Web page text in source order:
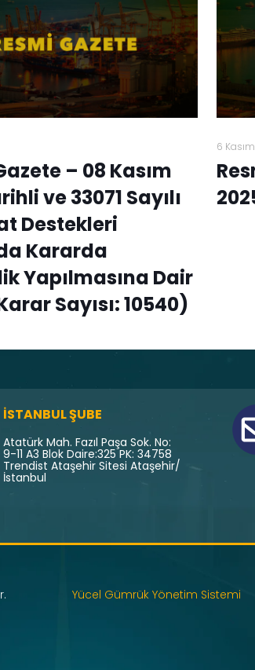
– 08 Kasım
ve 33071 Sayılı
Destekleri
Kararda
Yapılmasına Dair
Sayısı: 10540)
6
İSTANBUL ŞUBE
Atatürk Mah. Fazıl Paşa Sok. No:
9-11 A3 Blok Daire:325 PK: 34758
Trendist Ataşehir Sitesi Ataşehir/
İstanbul
Yücel Gümrük Yönetim Sistemi